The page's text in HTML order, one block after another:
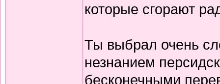
которые сгорают
Ты выбрал очень
незнанием
бесконечными